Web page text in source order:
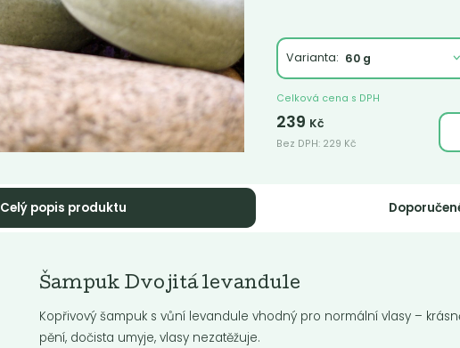
Svíčka Difera -
voniam: bylinkovo . drevito
Svíčka Difera -
voniam: gurmánsky, drevito
Varianta:
Celková cena s DPH
239 Kč
Bez DPH: 229 Kč
Celý popis produktu
Šampuk Dvojitá levandule
Kopřivový šampuk s vůní levandule vhodný pro normální vlasy –
pění, dočista umyje, vlasy nezatěžuje.